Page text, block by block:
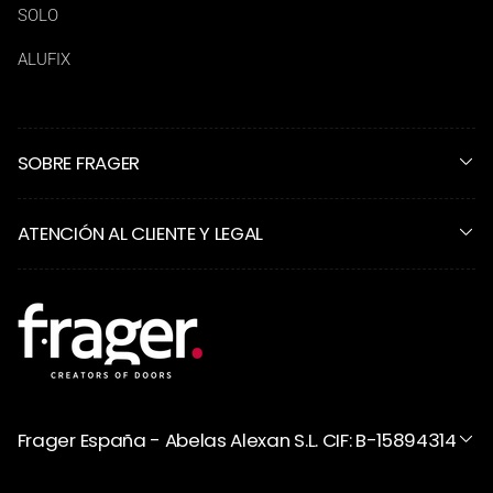
SOLO
ALUFIX
SOBRE FRAGER
ATENCIÓN AL CLIENTE Y LEGAL
Frager España - Abelas Alexan S.L. CIF: B-15894314